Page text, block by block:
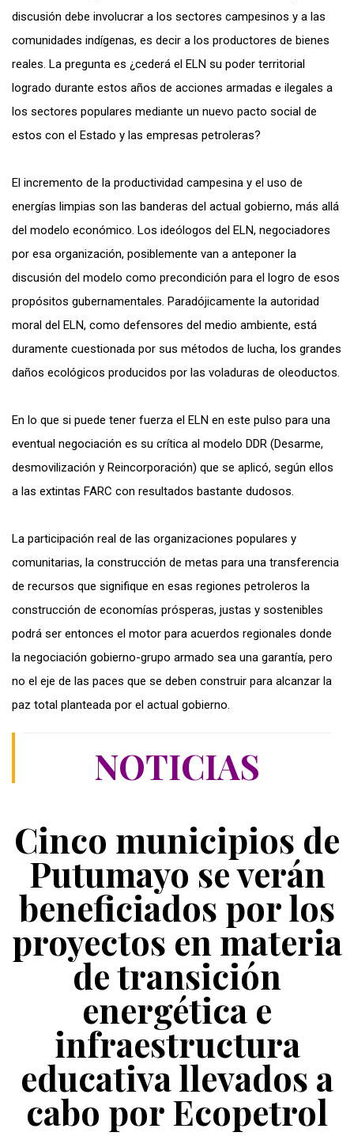
discusión debe involucrar a los sectores campesinos y a las
comunidades indígenas, es decir a los productores de bienes
reales. La pregunta es ¿cederá el ELN su poder territorial
logrado durante estos años de acciones armadas e ilegales a
los sectores populares mediante un nuevo pacto social de
estos con el Estado y las empresas petroleras?
El incremento de la productividad campesina y el uso de
energías limpias son las banderas del actual gobierno, más allá
del modelo económico. Los ideólogos del ELN, negociadores
por esa organización, posiblemente van a anteponer la
discusión del modelo como precondición para el logro de esos
propósitos gubernamentales. Paradójicamente la autoridad
moral del ELN, como defensores del medio ambiente, está
duramente cuestionada por sus métodos de lucha, los grandes
daños ecológicos producidos por las voladuras de oleoductos.
En lo que si puede tener fuerza el ELN en este pulso para una
eventual negociación es su crítica al modelo DDR (Desarme,
desmovilización y Reincorporación) que se aplicó, según ellos
a las extintas FARC con resultados bastante dudosos.
La participación real de las organizaciones populares y
comunitarias, la construcción de metas para una transferencia
de recursos que signifique en esas regiones petroleros la
construcción de economías prósperas, justas y sostenibles
podrá ser entonces el motor para acuerdos regionales donde
la negociación gobierno-grupo armado sea una garantía, pero
no el eje de las paces que se deben construir para alcanzar la
paz total planteada por el actual gobierno.
NOTICIAS
Cinco municipios de
Putumayo se verán
beneficiados por los
proyectos en materia
de transición
energética e
infraestructura
educativa llevados a
cabo por Ecopetrol